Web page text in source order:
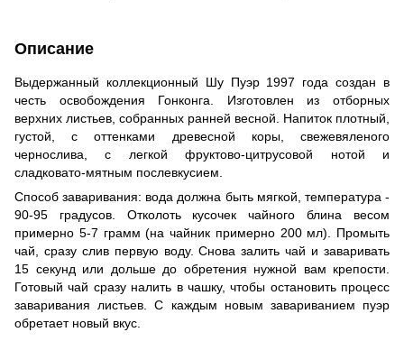
Описание
Выдержанный коллекционный Шу Пуэр 1997 года создан в
честь освобождения Гонконга. Изготовлен из отборных
верхних листьев, собранных ранней весной. Напиток плотный,
густой, с оттенками древесной коры, свежевяленого
чернослива, с легкой фруктово-цитрусовой нотой и
сладковато-мятным послевкусием.
Способ заваривания: вода должна быть мягкой, температура -
90-95 градусов. Отколоть кусочек чайного блина весом
примерно 5-7 грамм (на чайник примерно 200 мл). Промыть
чай, сразу слив первую воду. Снова залить чай и заваривать
15 секунд или дольше до обретения нужной вам крепости.
Готовый чай сразу налить в чашку, чтобы остановить процесс
заваривания листьев. С каждым новым завариванием пуэр
обретает новый вкус.